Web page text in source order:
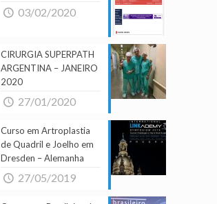
03/02/2020
CIRURGIA SUPERPATH
ARGENTINA – JANEIRO
2020
27/01/2020
Curso em Artroplastia
de Quadril e Joelho em
Dresden – Alemanha
27/05/2019